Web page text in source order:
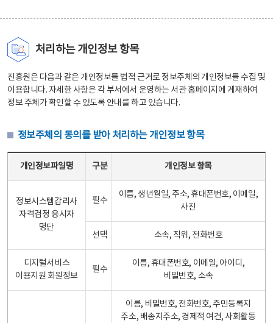
처리하는 개인정보 항목
진흥원은 다음과 같은 개인정보를 법적 근거로 정보주체의 개인정보를 수집 및
이용합니다. 자세한 사항은 각 부서에서 운영하는 서관 홈페이지에 게재하여
정보 주체가 확인할 수 있도록 안내를 하고 있습니다.
정보주체의 동의를 받아 처리하는 개인정보 항목
개인정보파일명 구분 개인정보 항목
정보시스템감리사
자격검정 응시자
명단
필수
이름, 생년월일, 주소, 휴대폰번호, 이메일,
사진
선택 소속, 직위, 전화번호
디지털서비스
이용지원 회원정보
필수
이름, 휴대폰번호, 이메일, 아이디,
비밀번호, 소속
이름, 비밀번호, 전화번호, 주민등록지
주소, 배송지주소, 경제적 여건, 사회활동